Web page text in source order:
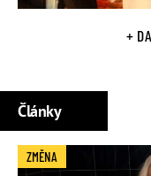
+
Články
ZMĚNA